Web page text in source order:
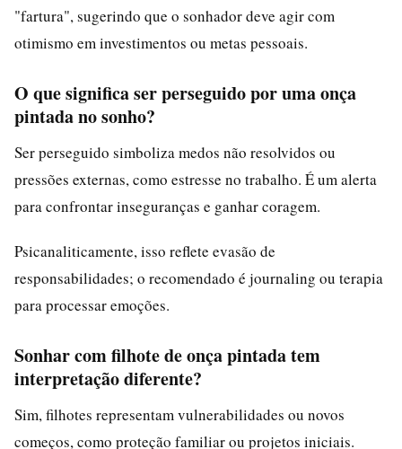
"fartura", sugerindo que o sonhador deve agir com
otimismo em investimentos ou metas pessoais.
O que significa ser perseguido por uma onça
pintada no sonho?
Ser perseguido simboliza medos não resolvidos ou
pressões externas, como estresse no trabalho. É um alerta
para confrontar inseguranças e ganhar coragem.
Psicanaliticamente, isso reflete evasão de
responsabilidades; o recomendado é journaling ou terapia
para processar emoções.
Sonhar com filhote de onça pintada tem
interpretação diferente?
Sim, filhotes representam vulnerabilidades ou novos
começos, como proteção familiar ou projetos iniciais.